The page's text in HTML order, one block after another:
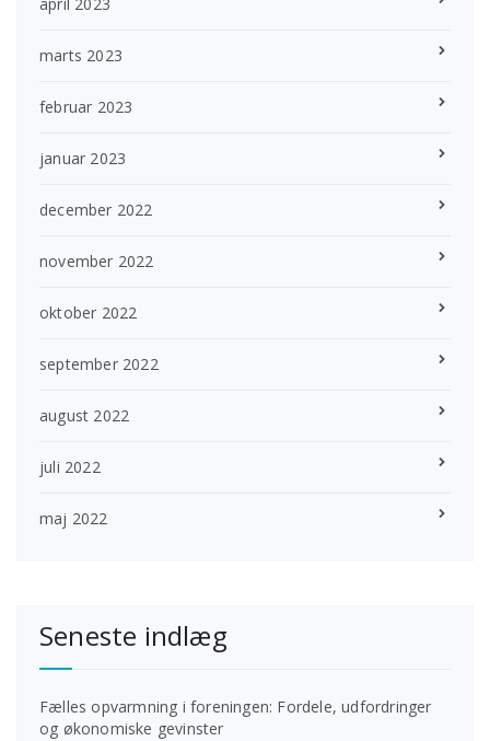
april 2023
marts 2023
februar 2023
januar 2023
december 2022
november 2022
oktober 2022
september 2022
august 2022
juli 2022
maj 2022
Seneste indlæg
Fælles opvarmning i foreningen: Fordele, udfordringer
og økonomiske gevinster